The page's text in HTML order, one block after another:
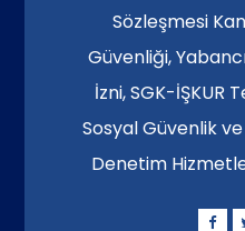
Sözleşmesi
Güvenliği,
İzni, SGK-İŞKUR
Sosyal Güvenlik
Denetim